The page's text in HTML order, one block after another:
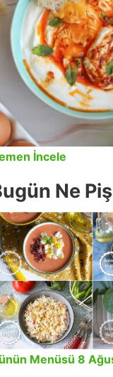
İncele
Ne
Menüsü 8